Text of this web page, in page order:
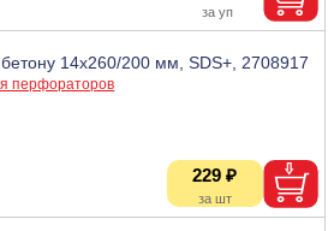
14х260/200 мм, SDS+, 2708917
перфораторов
229 ₽